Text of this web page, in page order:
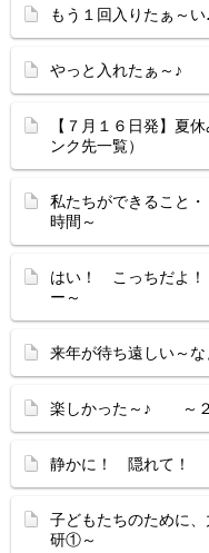
もう１回入りたぁ
やっと入れたぁ～♪
【７月１６日発】夏
ンク先一覧）
私たちができるこ
時間～
はい！ こっちだよ
ー～
来年が待ち遠しい
楽しかった～♪ ～２
静かに！ 隠れて！
子どもたちのために
研①～